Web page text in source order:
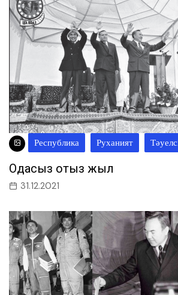
Республика Руханият
Одақсыз отыз жыл
31.12.2021